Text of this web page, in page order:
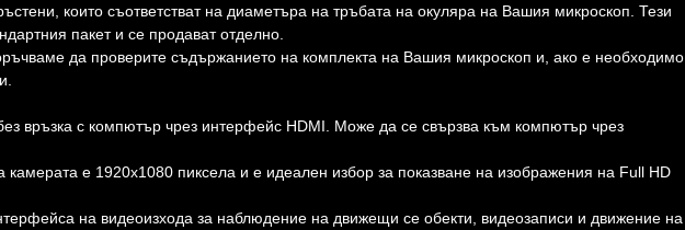
които съответстват на диаметъра на тръбата на окуляра на Вашия микроскоп. Тези
пакет и се продават отделно.
да проверите съдържанието на комплекта на Вашия микроскоп и, ако е необходимо,
връзка с компютър чрез интерфейс HDMI. Може да се свързва към компютър чрез
камерата е 1920x1080 пиксела и е идеален избор за показване на изображения на Full HD
на видеоизхода за наблюдение на движещи се обекти, видеозаписи и движение на